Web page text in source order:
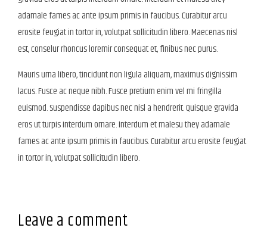
adamale fames ac ante ipsum primis in faucibus. Curabitur arcu
erosite feugiat in tortor in, volutpat sollicitudin libero. Maecenas nisl
est, conselur rhoncus loremir consequat et, finibus nec purus.
Mauris urna libero, tincidunt non ligula aliquam, maximus dignissim
lacus. Fusce ac neque nibh. Fusce pretium enim vel mi fringilla
euismod. Suspendisse dapibus nec nisl a hendrerit. Quisque gravida
eros ut turpis interdum ornare. Interdum et malesu they adamale
fames ac ante ipsum primis in faucibus. Curabitur arcu erosite feugiat
in tortor in, volutpat sollicitudin libero.
Leave a comment